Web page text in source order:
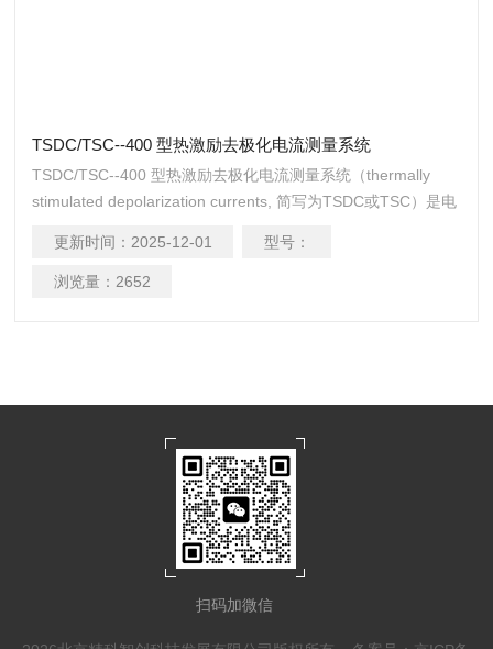
TSDC/TSC--400 型热激励去极化电流测量系统
TSDC/TSC--400 型热激励去极化电流测量系统（thermally
stimulated depolarization currents, 简写为TSDC或TSC）是电
路电流。基本方法是将试样夹在两电极之间，加热到一定温度
使样品中的载流子激发，然后施加一个直流的极化电压，经过
更新时间： 2025-12-01 型号：
浏览量： 2652
扫码加微信